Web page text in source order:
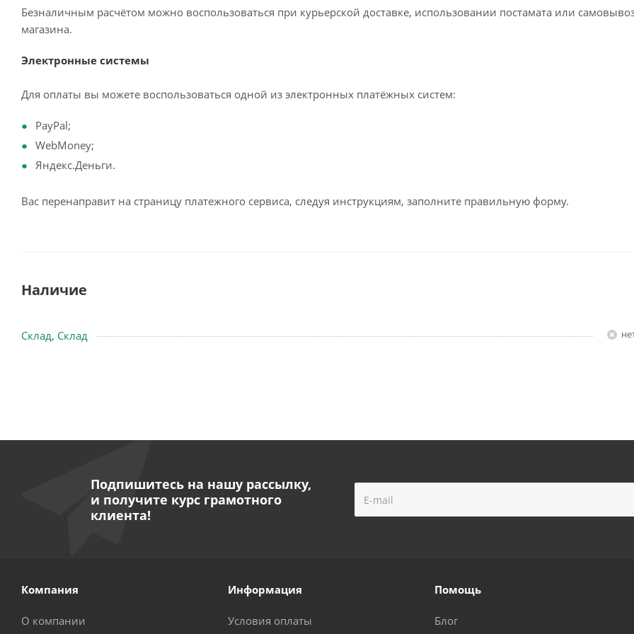
Безналичным расчётом можно воспользоваться при курьерской доставке, использовании постамата или
магазина.
Электронные системы
Для оплаты вы можете воспользоваться одной из электронных платёжных систем:
PayPal;
WebMoney;
Яндекс.Деньги.
Вас перенаправит на страницу платежного сервиса, следуя инструкциям, заполните правильную форму.
Наличие
Склад, Склад
Подпишитесь на нашу рассылку,
и получите курс грамотного
клиента!
Компания
О компании
Информация
Условия оплаты
Помощь
Блог